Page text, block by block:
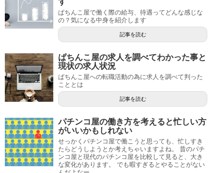
ぱちんこ屋で働く際の給与、待遇ってどんな感じな
の？気になる中身を紹介します
記事を読む
ぱちんこ屋の求人を調べてわかった事と
現状の求人状況
ぱちんこ屋への転職活動の為に求人を調べて判った
こととは
記事を読む
パチンコ屋の働き方を考えると忙しい方
がいいかもしれない
せっかくパチンコ屋で働こうと思っても、忙しすき
たらどうしようとか考えちゃいますよね。 昔のパチ
ンコ屋と現代のパチンコ屋を比較して見ると、大き
な変化があります。 でも暇すぎるとやることがない